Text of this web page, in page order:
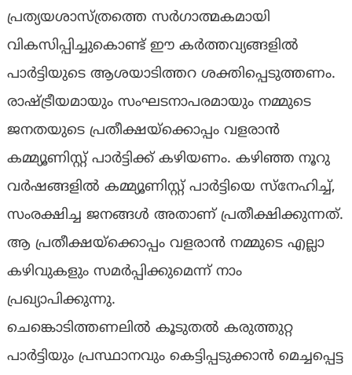
പ്രത്യയശാസ്ത്രത്തെ സർഗാത്മകമായി
വികസിപ്പിച്ചുകൊണ്ട് ഈ കർത്തവ്യങ്ങളിൽ
പാർട്ടിയുടെ ആശയാടിത്തറ ശക്തിപ്പെടുത്തണം.
രാഷ്ട്രീയമായും സംഘടനാപരമായും നമ്മുടെ
ജനതയുടെ പ്രതീക്ഷയ്ക്കൊപ്പം വളരാൻ
കമ്മ്യൂണിസ്റ്റ് പാർട്ടിക്ക് കഴിയണം. കഴിഞ്ഞ നൂറു
വർഷങ്ങളിൽ കമ്മ്യൂണിസ്റ്റ് പാർട്ടിയെ സ്നേഹിച്ച്,
സംരക്ഷിച്ച ജനങ്ങൾ അതാണ് പ്രതീക്ഷിക്കുന്നത്.
ആ പ്രതീക്ഷയ്ക്കൊപ്പം വളരാൻ നമ്മുടെ എല്ലാ
കഴിവുകളും സമർപ്പിക്കുമെന്ന് നാം
പ്രഖ്യാപിക്കുന്നു.
ചെങ്കൊടിത്തണലിൽ കൂടുതൽ കരുത്തുറ്റ
പാർട്ടിയും പ്രസ്ഥാനവും കെട്ടിപ്പടുക്കാൻ മെച്ചപ്പെട്ട